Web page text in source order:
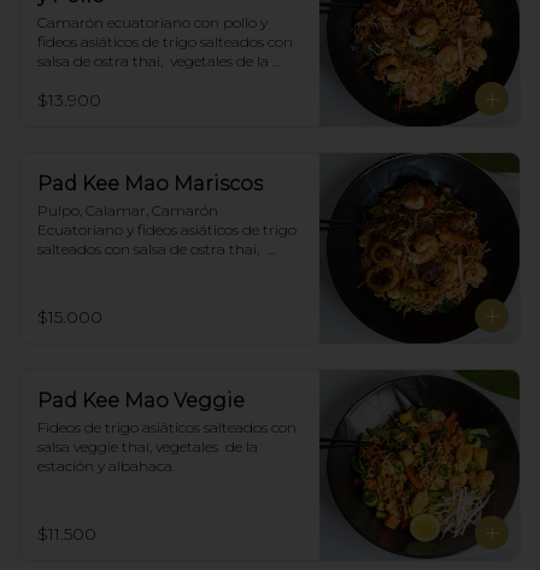
Camarón ecuatoriano con pollo y
fideos asiáticos de trigo salteados con
salsa de ostra thai,  vegetales de la
$13.900
Pad Kee Mao Mariscos
Pulpo, Calamar, Camarón
Ecuatoriano y fideos asiáticos de trigo
salteados con salsa de ostra thai,
$15.000
Pad Kee Mao Veggie
Fideos de trigo asiáticos salteados con
salsa veggie thai, vegetales  de la
estación y albahaca.
$11.500